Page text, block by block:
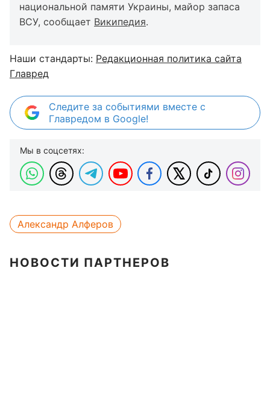
национальной памяти Украины, майор запаса
ВСУ, сообщает Википедия.
Наши стандарты: Редакционная политика сайта
Главред
Следите за событиями вместе с
Главредом в Google!
Мы в соцсетях:
Александр Алферов
НОВОСТИ ПАРТНЕРОВ